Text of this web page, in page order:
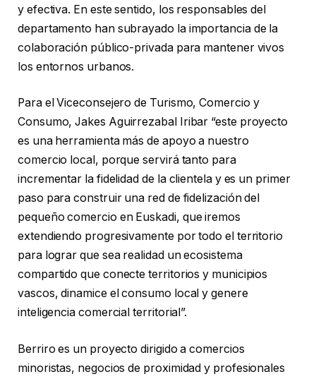
y efectiva. En este sentido, los responsables del
departamento han subrayado la importancia de la
colaboración público-privada para mantener vivos
los entornos urbanos.
Para el Viceconsejero de Turismo, Comercio y
Consumo, Jakes Aguirrezabal Iribar “este proyecto
es una herramienta más de apoyo a nuestro
comercio local, porque servirá tanto para
incrementar la fidelidad de la clientela y es un primer
paso para construir una red de fidelización del
pequeño comercio en Euskadi, que iremos
extendiendo progresivamente por todo el territorio
para lograr que sea realidad un ecosistema
compartido que conecte territorios y municipios
vascos, dinamice el consumo local y genere
inteligencia comercial territorial”.
Berriro es un proyecto dirigido a comercios
minoristas, negocios de proximidad y profesionales